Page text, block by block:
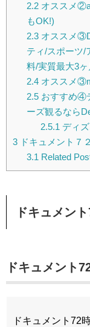
2.2オススメ
もOK!)
2.3オススメ
ティ/スポーツ/
料/実質最大3ヶ
2.4オススメ
2.5おすすめ④
ーズ観るなら
2.5.1 ディ
3 ドキュメント７
3.1 Related
ドキュメン
ドキュメント
ドキュメント